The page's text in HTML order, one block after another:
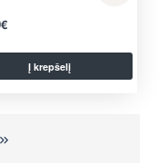
Į krepšelį